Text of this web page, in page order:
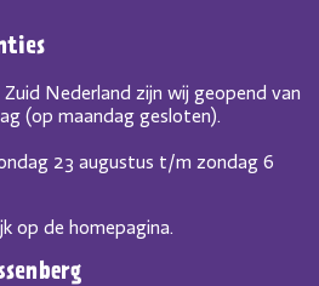
Nederland zijn wij geopend van
(op maandag gesloten).
23 augustus t/m zondag 6
op de homepagina.